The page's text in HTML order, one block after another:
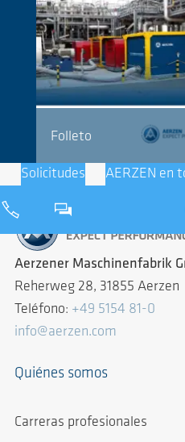
Folleto
Solicitudes AERZEN en
Aerzener Maschinenfabrik
Reherweg 28, 31855 Aerzen
Teléfono: +49 5154 81-0
info@aerzen.com
Quiénes somos
Carreras profesionales